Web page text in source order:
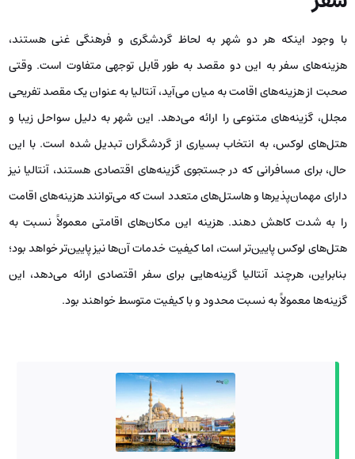
می‌دهد تا با توجه به سلیقه و بودجه خود، گزینه مناسب‌تری را انتخاب کنند.
علاوه بر این، عواملی نظیر کیفیت خدمات و امکانات ارائه شده نیز در تعیین
قیمت تأثیرگذار هستند. در واقع، تورهای آنتالیا به دلیل ارائه خدمات با کیفیت
بالا، شامل صبحانه، ناهار و شام رایگان در طول اقامت، معمولاً از قیمت بالاتری
نسبت به تورهای استانبول برخوردارند. این تفاوت قیمت به‌ ویژه در فصل‌های
گرم و پر از مسافر بیشتر است.
مقایسه استانبول و آنتالیا از نظر هزینه های
سفر
با وجود اینکه هر دو شهر به لحاظ گردشگری و فرهنگی غنی هستند،
هزینه‌های سفر به این دو مقصد به طور قابل توجهی متفاوت است. وقتی
هتل‌های لوکس، به انتخاب بسیاری از گردشگران تبدیل شده است. با این
حال، برای مسافرانی که در جستجوی گزینه‌های اقتصادی هستند، آنتالیا نیز
دارای مهمان‌پذیرها و هاستل‌های متعدد است که می‌توانند هزینه‌های اقامت
را به شدت کاهش دهند. هزینه‌ این مکان‌های اقامتی معمولاً نسبت به